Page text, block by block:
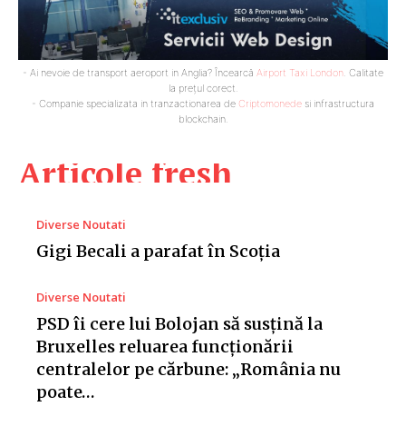
Articole fresh
Diverse Noutati
Gigi Becali a parafat în Scoția
Diverse Noutati
PSD îi cere lui Bolojan să susțină la
Bruxelles reluarea funcționării
centralelor pe cărbune: „România nu
poate…
- Ai nevoie de transport aeroport in Anglia? Încearcă Airport Taxi London. Calitate
la prețul corect.
- Companie specializata in tranzactionarea de Criptomonede si infrastructura
blockchain.